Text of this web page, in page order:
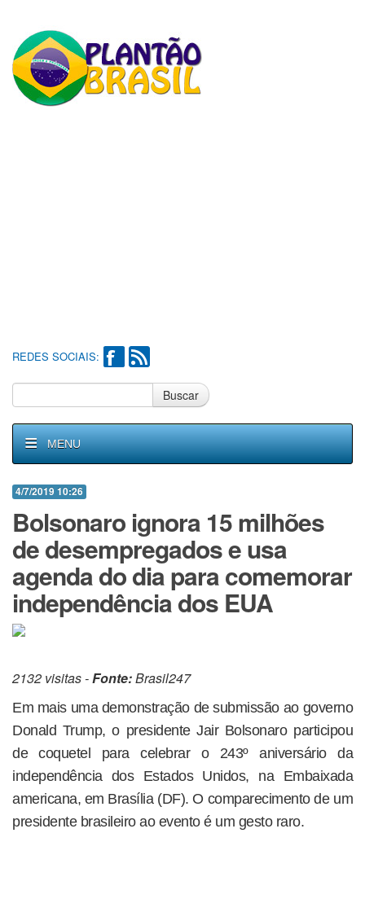
REDES SOCIAIS:
Buscar
MENU
4/7/2019 10:26
Bolsonaro ignora 15 milhões
de desempregados e usa
agenda do dia para comemorar
independência dos EUA
2132 visitas -Fonte:Brasil247
Em mais uma demonstração de submissão ao governo
Donald Trump, o presidente Jair Bolsonaro participou
de coquetel para celebrar o 243º aniversário da
independência dos Estados Unidos, na Embaixada
americana, em Brasília (DF). O comparecimento de um
presidente brasileiro ao evento é um gesto raro.